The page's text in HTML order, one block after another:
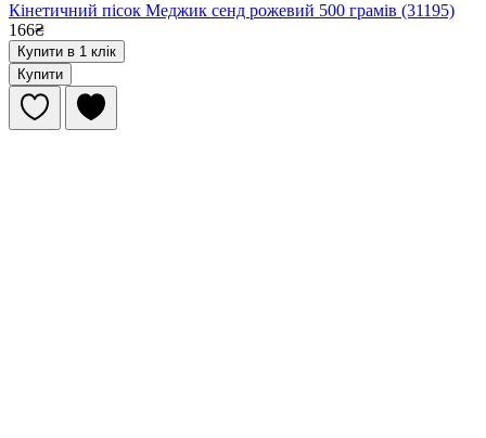
Кінетичний пісок Меджик сенд рожевий 500 грамів (31195)
166₴
Купити в 1 клік
Купити